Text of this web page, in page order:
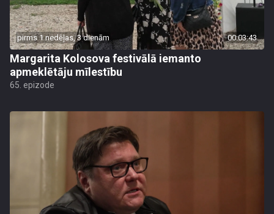
pirms 1 nedēļas, 3 dienām 00:03:43
Margarita Kolosova festivālā iemanto
apmeklētāju mīlestību
65. epizode